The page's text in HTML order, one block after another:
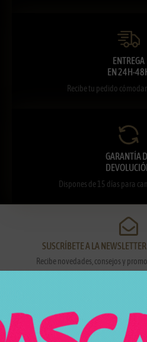
ENTREGA
EN 24H-
Recibe tu pedido
GARANTÍA
Dispones de 15 días para
SUSCRÍBETE A LA
Recibe novedades, consejos y
Correo electrónico